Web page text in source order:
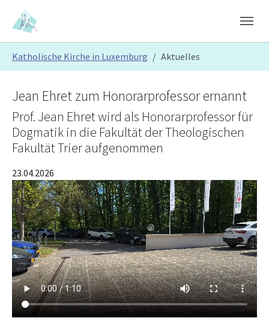
Skip to main content
Skip to page footer
Katholische Kirche in Luxemburg Aktuelles
Jean Ehret zum Honorarprofessor ernannt
Prof. Jean Ehret wird als Honorarprofessor für
Dogmatik in die Fakultät der Theologischen
Fakultät Trier aufgenommen
23.04.2026